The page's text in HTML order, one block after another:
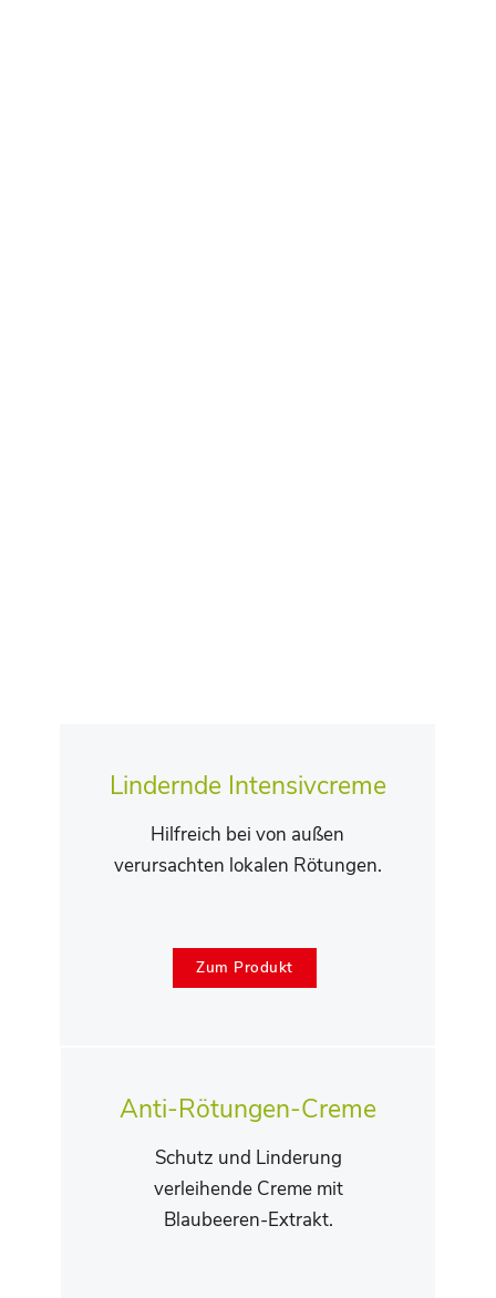
Lindernde Intensivcreme
Hilfreich bei von außen
verursachten lokalen Rötungen.
Zum Produkt
Anti-Rötungen-Creme
Schutz und Linderung
verleihende Creme mit
Blaubeeren-Extrakt.